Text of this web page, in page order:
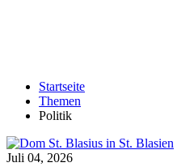
Startseite
Themen
Politik
Juli 04, 2026